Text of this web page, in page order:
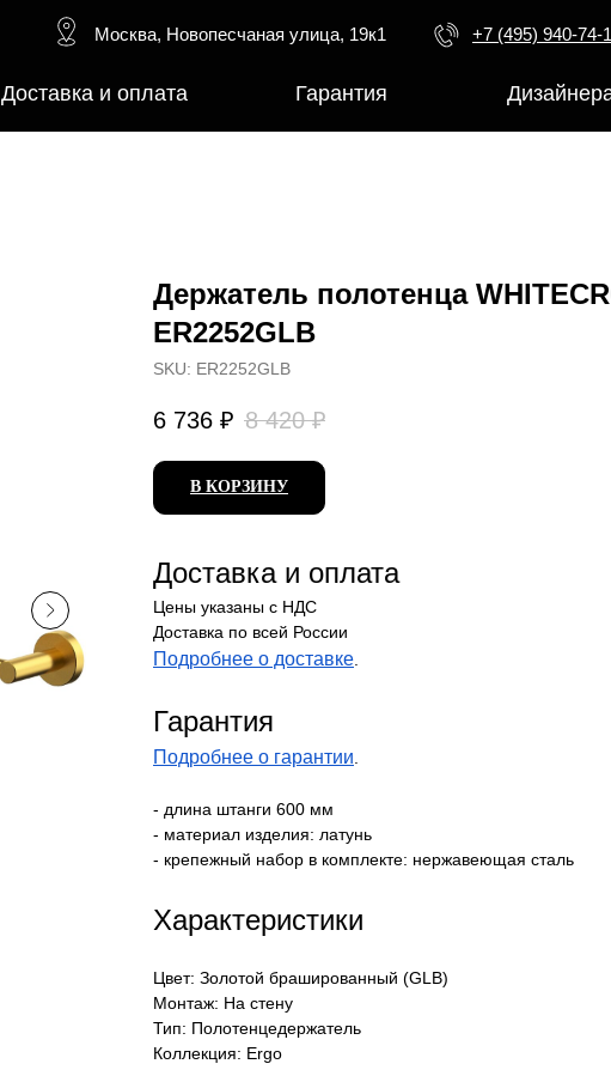
Москва, Новопесчаная улица, 19к1 +7 (495) 940-74-
Доставка и оплата Гарантия
Держатель полотенца
ER2252GLB
SKU: ER2252GLB
6 736 ₽ 8 420 ₽
В КОРЗИНУ
Доставка и оплата
Цены указаны с НДС
Доставка по всей России
Подробнее о доставке.
Гарантия
Подробнее о гарантии.
- длина штанги 600 мм
- материал изделия: латунь
- крепежный набор в комплекте: нержавеющая сталь
Характеристики
Цвет: Золотой брашированный (GLB)
Монтаж: На стену
Тип: Полотенцедержатель
Коллекция: Ergo